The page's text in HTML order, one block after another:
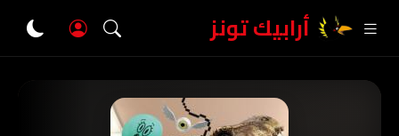
أرابيك تونز